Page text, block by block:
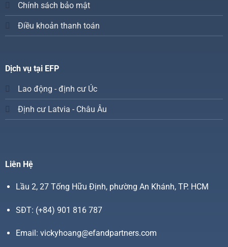
Chính sách bảo mật
Điều khoản thanh toán
Dịch vụ tại EFP
Lao động - định cư Úc
Định cư Latvia - Châu Âu
Liên Hệ
Lầu 2, 27 Tống Hữu Định, phường An Khánh, TP. HCM
SĐT: (+84) 901 816 787
Email: vickyhoang@efandpartners.com